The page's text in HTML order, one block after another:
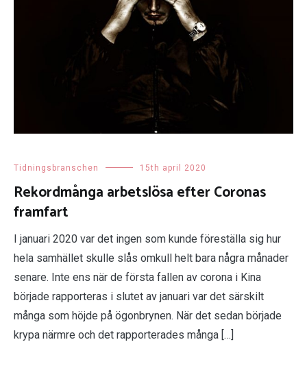
Tidningsbranschen 15th april 2020
Rekordmånga arbetslösa efter Coronas
framfart
I januari 2020 var det ingen som kunde föreställa sig hur
hela samhället skulle slås omkull helt bara några månader
senare. Inte ens när de första fallen av corona i Kina
började rapporteras i slutet av januari var det särskilt
många som höjde på ögonbrynen. När det sedan började
krypa närmre och det rapporterades många […]